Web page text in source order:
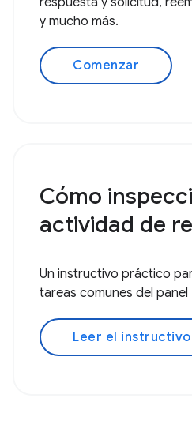
y mucho más.
Comenzar
Cómo
actividad de
Un instructivo práctico
tareas comunes del panel
Leer el instructivo